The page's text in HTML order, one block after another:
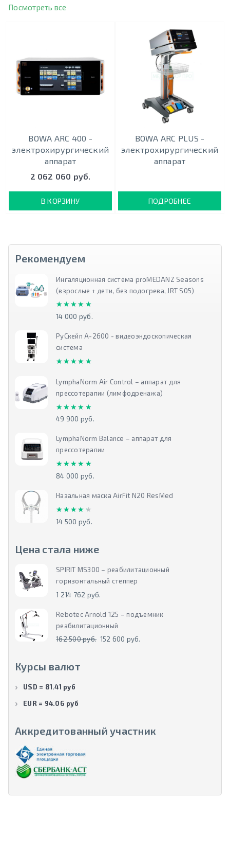
Посмотреть все
BOWA ARC 400 -
электрохирургический
аппарат
2 062 060 руб.
В КОРЗИНУ
BOWA ARC PLUS -
электрохирургический
аппарат
ПОДРОБНЕЕ
Рекомендуем
Ингаляционная система proMEDANZ Seasons
(взрослые + дети, без подогрева, JRT S05)
★★★★★
★★★★★
14 000 руб.
РуСкейп А-2600 - видеоэндоскопическая
система
★★★★★
★★★★★
LymphaNorm Air Control – аппарат для
прессотерапии (лимфодренажа)
★★★★★
★★★★★
49 900 руб.
LymphaNorm Balance – аппарат для
прессотерапии
★★★★★
★★★★★
84 000 руб.
Назальная маска AirFit N20 ResMed
★★★★★
★★★★★
14 500 руб.
Цена стала ниже
SPIRIT MS300 – реабилитационный
горизонтальный степпер
1 214 762 руб.
Rebotec Arnold 125 – подъемник
реабилитационный
162 500 руб. 152 600 руб.
Курсы валют
USD = 81.41 руб
EUR = 94.06 руб
Аккредитованный участник